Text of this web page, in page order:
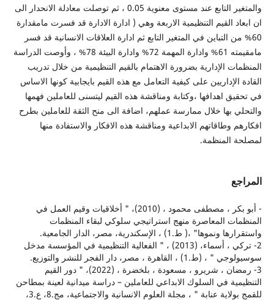
والمتغير التابع عند مستوى معنوية 0.05 ، ثم توصلت معادلة الانحدار الى
القيم التنظيمية الاربعة وهي ( ادارة الادارة قد فسرت مامقدارة
التباين في المتغير التابع ثم ادارة العلاقات الانسانية قد فسر
مامقيمته 61% وادارة المهمة 72% وادارة البيئة 78% ، وأوصت الدراسة
الإدارية بضرورة الاهتمام بالقيم التنظيمية من خلال تدريب
على كيفية التعامل مع هذه القيم بايجابية كونها الاساس
اهدافها ،وكتابة ومناقشة هذه القيم ليتسنى للعاملين فهمها
بها خلال ممارسة عملهم، اضافة الى منح الثقة للعاملين بطرح
وطاقاتهم الابداعية ومناقشة هذه الافكار والاستفادة منها
المنظمة.
- أبو بكر ، مصطفى محمود ، (2010)، " أخلاقيات وقيم العمل في
المعاصرة منهج استراتيجي سلوكي لبقاء المنظمات
،( ط.1) ، الإسكندرية، مصر، الدار الجامعية.
2- تركي ، أسماء، (2013) ، " الفعالية التنظيمية في المؤسسة مدخل
، مصر، دار الفجر للنشر والتوزيع.
3- رمضان ، شريرو ، مسعودة ، بلخضرة ، (2022)، " دور القيم
في السلوك الابداعي للعاملين – دراسة ميدانية لعينة بمطاحن
للقمج بولاية عنابة " ، مجلة العلوم الانسانية والاجتماعية، مج.8، ع.3،